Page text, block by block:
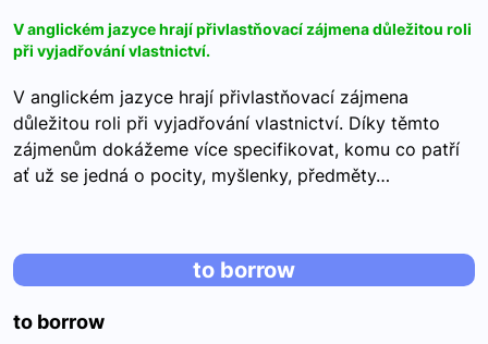
V anglickém jazyce hrají přivlastňovací zájmena důležitou roli
při vyjadřování vlastnictví.
V anglickém jazyce hrají přivlastňovací zájmena
důležitou roli při vyjadřování vlastnictví. Díky těmto
zájmenům dokážeme více specifikovat, komu co patří
ať už se jedná o pocity, myšlenky, předměty…
to borrow
to borrow